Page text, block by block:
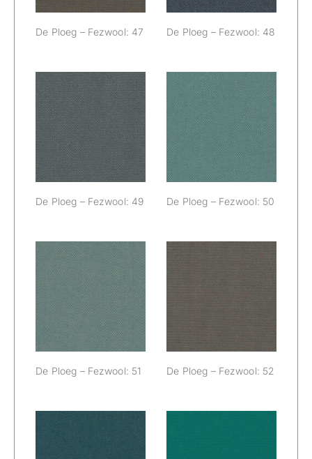
De Ploeg – Fezwool: 47 De Ploeg – Fezwool: 48
De Ploeg –
Fezwool: 49
De Ploeg – Fezwool: 49
De Ploeg –
Fezwool: 50
De Ploeg – Fezwool: 50
De Ploeg –
Fezwool: 51
De Ploeg – Fezwool: 51
De Ploeg –
Fezwool: 52
De Ploeg – Fezwool: 52